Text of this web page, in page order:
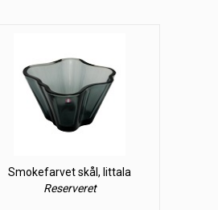
Smokefarvet skål, Iittala
Reserveret